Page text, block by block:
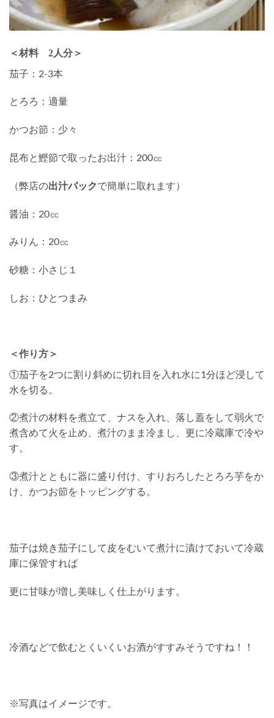
＜材料 2人分＞
茄子：2-3本
とろろ：適量
かつお節：少々
昆布と鰹節で取ったお出汁：200㏄
（弊店の出汁パックで簡単に取れます）
醤油：20㏄
みりん：20㏄
砂糖：小さじ１
しお：ひとつまみ
＜作り方＞
①茄子を2つに割り斜めに切れ目を入れ水に1分ほど浸して
水を切る。
②煮汁の材料を煮立て、ナスを入れ、落し蓋をして弱火で
煮含めて火を止め、煮汁のまま冷まし、更に冷蔵庫で冷や
す。
③煮汁とともに器に盛り付け、すりおろしたとろろ芋をか
け、かつお節をトッピングする。
茄子は焼き茄子にして皮をむいて煮汁に漬けておいて冷蔵
庫に保管すれば
更に甘味が増し美味しく仕上がります。
冷酒などで飲むとくいくいお酒がすすみそうですね！！
※写真はイメージです。